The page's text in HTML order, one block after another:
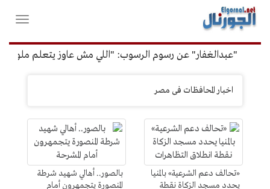
القائمة
الرئيسية
فتح
"عبدالغفار" عن رسوم الرسوب: "اللي مش عاوز يتعلم ملوش
مصر
المحافظات
اخبار المحافظات فى مصر
«تحالف دعم الشرعية» بالمنيا
يحدد ‏مسجد الزكاة نقطة
بالصور.. أهالي شهيد شرطة
المنصورة يتجمهرون أمام